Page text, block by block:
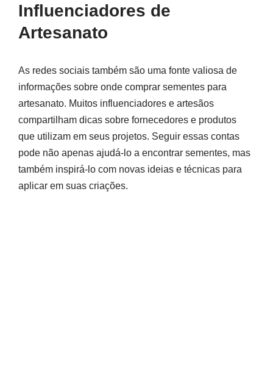
Influenciadores de
Artesanato
As redes sociais também são uma fonte valiosa de
informações sobre onde comprar sementes para
artesanato. Muitos influenciadores e artesãos
compartilham dicas sobre fornecedores e produtos
que utilizam em seus projetos. Seguir essas contas
pode não apenas ajudá-lo a encontrar sementes, mas
também inspirá-lo com novas ideias e técnicas para
aplicar em suas criações.